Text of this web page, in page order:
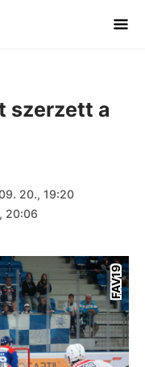
szerzett a
20., 19:20
20:06
FAV19